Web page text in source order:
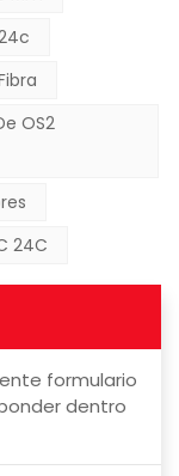
OS2
24C
formulario
dentro